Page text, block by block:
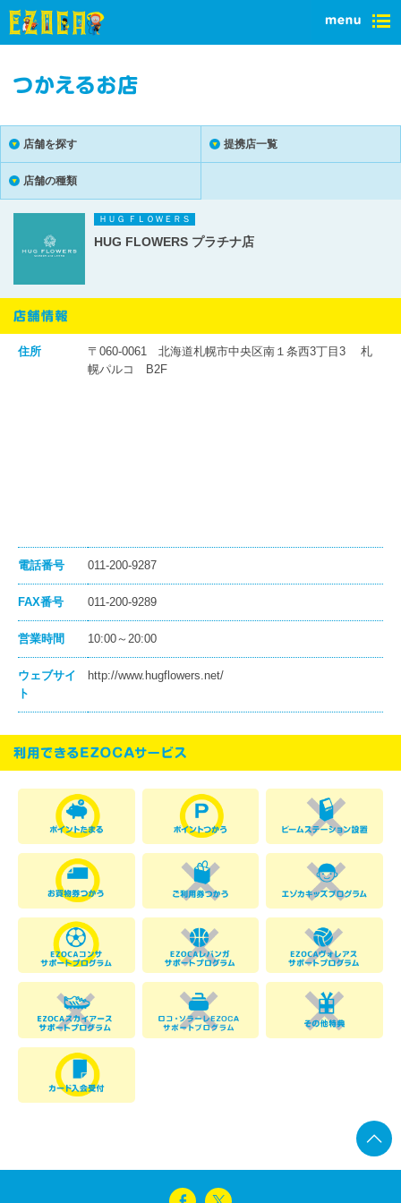
店舗を探す 提携店一覧
店舗の種類
ＨＵＧ ＦＬＯＷＥＲＳ
HUG FLOWERS プラチナ店
住所
〒060-0061 北海道札幌市中央区南１条西3丁目3 札
幌パルコ B2F
電話番号 011-200-9287
FAX番号 011-200-9289
営業時間 10:00～20:00
ウェブサイ
ト
http://www.hugflowers.net/